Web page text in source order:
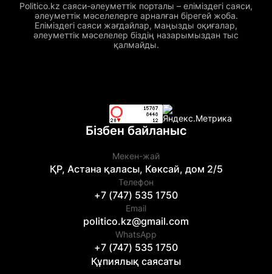
Politico.kz саяси-әлеуметтік порталы – еліміздегі саяси,
әлеуметтік мәселелерге арналған бірегей жоба.
Еліміздегі саяси жағдайлар, маңызды оқиғалар,
әлеуметтік мәселелер біздің назарымыздан тыс
қалмайды.
Бізбен байланыс
Мекен-жай
ҚР, Астана қаласы, Көксай, дом 2/5
Телефон
+7 (747) 535 1750
Email
politico.kz@gmail.com
WhatsApp
+7 (747) 535 1750
Құпиялық саясаты